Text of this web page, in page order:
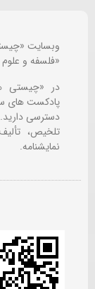
وبسایت
«فلسفه و علوم
در «چیستی
پادکست های
دسترسی
تلخیص،
نمایشنامه.